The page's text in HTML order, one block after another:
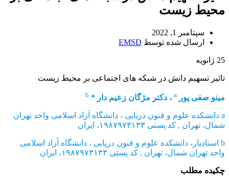
محیط زیست
سپتامبر 1, 2022
ارسال شده توسط EMSD
25 ژانویه
تاثیر تسهیم دانش در شبکه های اجتماعی بر محیط زیست
مینو صفی پور a ، دکتر مژگان زعیم دار * b
a دانشکده علوم و فنون دریایی ، دانشگاه آزاد اسلامی واحد تهران
شمال، تهران , کد پستی ۱۹۸۷۹۷۳۱۳۳، ایران
b استادیار، دانشکده علوم و فنون دریایی ، دانشگاه آزاد اسلامی
واحد تهران شمال، تهران , کد پستی ۱۹۸۷۹۷۳۱۳۳، ایران
چکیده مطلب